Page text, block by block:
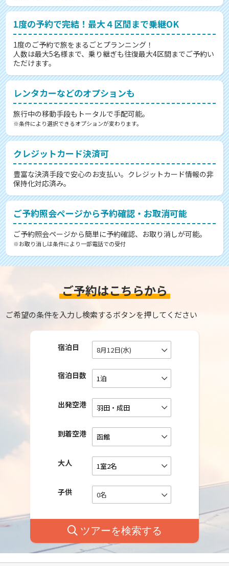
1度の予約で完結！最大４区間まで乗継OK
1度のご予約で旅をまるごとプランニング！
人数は最大5名様まで、乗り継ぎも往復最大4区間までご予約い
ただけます。
レンタカーなどのオプションも
旅行中の移動手段もトータルで手配可能。
※条件により選択できるオプションが変わります。
クレジットカード決済可
豊富な決済手段で安心のお支払い。クレジットカード情報の非
保持化対応済み。
ご予約照会ページから予約確認・お取消可能
ご予約照会ページから簡単に予約確認、お取り消しが可能。
※お取り消しは条件により一部電話での受付
ご予約はこちらから
ご希望の条件を入力し検索するボタンを押してください
宿泊日 8月12日(水)
宿泊日数
出発空港
到着空港
大人
子供 0名